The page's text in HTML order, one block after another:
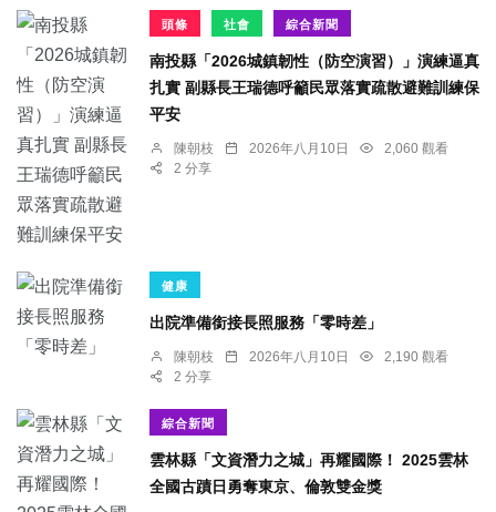
頭條 社會 綜合新聞
南投縣「2026城鎮韌性（防空演習）」演練逼真
扎實 副縣長王瑞德呼籲民眾落實疏散避難訓練保
平安
陳朝枝 2026年八月10日
2,060 觀看
2 分享
健康
出院準備銜接長照服務「零時差」
陳朝枝 2026年八月10日
2,190 觀看
2 分享
綜合新聞
雲林縣「文資潛力之城」再耀國際！ 2025雲林
全國古蹟日勇奪東京、倫敦雙金獎